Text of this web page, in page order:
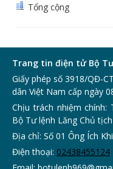
Tổng cộng
Trang tin điện tử Bộ
Giấy phép số 3918/QĐ-
dân Việt Nam cấp ngày
Chịu trách nhiệm chính:
Bộ Tư lệnh Lăng Chủ
Địa chỉ: Số 01 Ông Ích
Điện thoại: 02438455124